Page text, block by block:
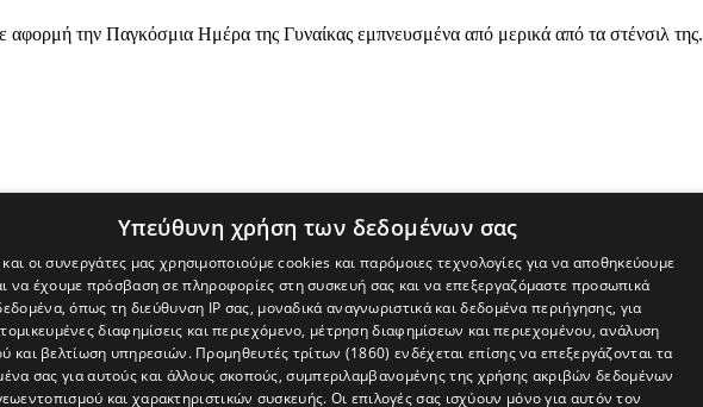
την Παγκόσμια Ημέρα της Γυναίκας εμπνευσμένα από μερικά από τα στένσιλ της.
Υπεύθυνη χρήση των δεδομένων σας
και οι συνεργάτες μας χρησιμοποιούμε cookies και παρόμοιες τεχνολογίες για να αποθηκεύουμε
να έχουμε πρόσβαση σε πληροφορίες στη συσκευή σας και να επεξεργαζόμαστε προσωπικά
όπως τη διεύθυνση IP σας, μοναδικά αναγνωριστικά και δεδομένα περιήγησης, για
διαφημίσεις και περιεχόμενο, μέτρηση διαφημίσεων και περιεχομένου, ανάλυση
και βελτίωση υπηρεσιών. Προμηθευτές τρίτων (1860) ενδέχεται επίσης να επεξεργάζονται τα
σας για αυτούς και άλλους σκοπούς, συμπεριλαμβανομένης της χρήσης ακριβών δεδομένων
και χαρακτηριστικών συσκευής. Οι επιλογές σας ισχύουν μόνο για αυτόν τον